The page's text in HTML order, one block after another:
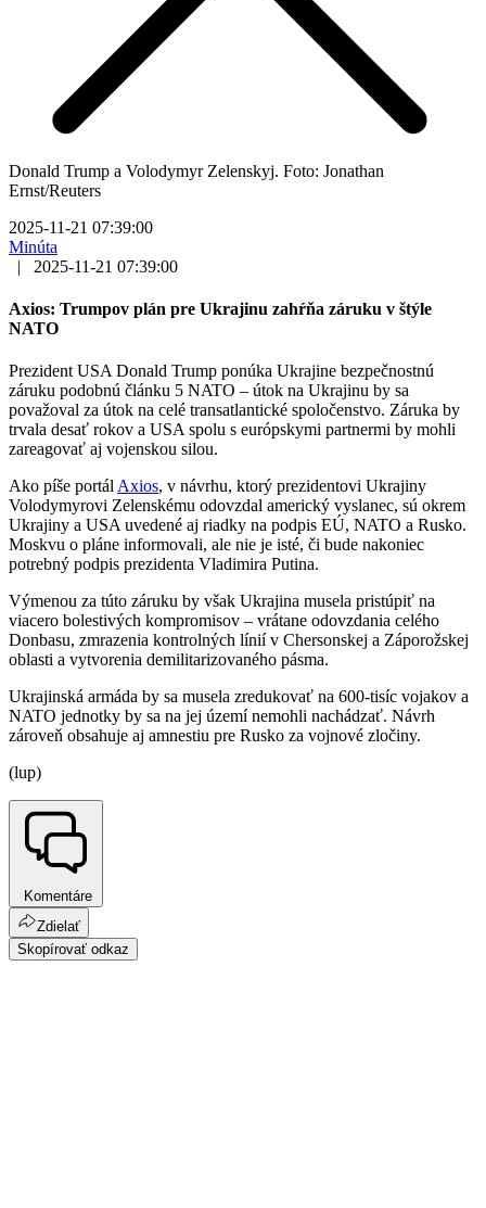
Donald Trump a Volodymyr Zelenskyj. Foto: Jonathan
Ernst/Reuters
2025-11-21 07:39:00
Minúta
|
2025-11-21 07:39:00
Axios: Trumpov plán pre Ukrajinu zahŕňa záruku v štýle
NATO
Prezident USA Donald Trump ponúka Ukrajine bezpečnostnú
záruku podobnú článku 5 NATO – útok na Ukrajinu by sa
považoval za útok na celé transatlantické spoločenstvo. Záruka by
trvala desať rokov a USA spolu s európskymi partnermi by mohli
zareagovať aj vojenskou silou.
Ako píše portálAxios, v návrhu, ktorý prezidentovi Ukrajiny
Volodymyrovi Zelenskému odovzdal americký vyslanec, sú okrem
Ukrajiny a USA uvedené aj riadky na podpis EÚ, NATO a Rusko.
Moskvu o pláne informovali, ale nie je isté, či bude nakoniec
potrebný podpis prezidenta Vladimira Putina.
Výmenou za túto záruku by však Ukrajina musela pristúpiť na
viacero bolestivých kompromisov – vrátane odovzdania celého
Donbasu, zmrazenia kontrolných línií v Chersonskej a Záporožskej
oblasti a vytvorenia demilitarizovaného pásma.
Ukrajinská armáda by sa musela zredukovať na 600-tisíc vojakov a
NATO jednotky by sa na jej území nemohli nachádzať. Návrh
zároveň obsahuje aj amnestiu pre Rusko za vojnové zločiny.
(lup)
Komentáre
Zdielať
Skopírovať odkaz